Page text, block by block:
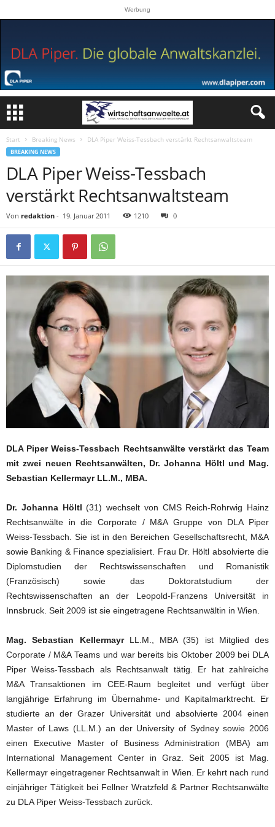
Werbung
Start Breaking News DLA Piper Weiss-Tessbach verstärkt Rechtsanwaltsteam
BREAKING NEWS
DLA Piper Weiss-Tessbach
verstärkt Rechtsanwaltsteam
Von redaktion - 19. Januar 2011 1210 0
DLA Piper Weiss-Tessbach Rechtsanwälte verstärkt das Team
mit zwei neuen Rechtsanwälten, Dr. Johanna Höltl und Mag.
Sebastian Kellermayr LL.M., MBA.
Dr. Johanna Höltl (31) wechselt von CMS Reich-Rohrwig Hainz
Rechtsanwälte in die Corporate / M&A Gruppe von DLA Piper
Weiss-Tessbach. Sie ist in den Bereichen Gesellschaftsrecht, M&A
sowie Banking & Finance spezialisiert. Frau Dr. Höltl absolvierte die
Diplomstudien der Rechtswissenschaften und Romanistik
(Französisch) sowie das Doktoratstudium der
Rechtswissenschaften an der Leopold-Franzens Universität in
Innsbruck. Seit 2009 ist sie eingetragene Rechtsanwältin in Wien.
Mag. Sebastian KellermayrLL.M., MBA (35) ist Mitglied des
Corporate / M&A Teams und war bereits bis Oktober 2009 bei DLA
Piper Weiss-Tessbach als Rechtsanwalt tätig. Er hat zahlreiche
M&A Transaktionen im CEE-Raum begleitet und verfügt über
langjährige Erfahrung im Übernahme- und Kapitalmarktrecht. Er
studierte an der Grazer Universität und absolvierte 2004 einen
Master of Laws (LL.M.) an der University of Sydney sowie 2006
einen Executive Master of Business Administration (MBA) am
International Management Center in Graz. Seit 2005 ist Mag.
Kellermayr eingetragener Rechtsanwalt in Wien. Er kehrt nach rund
einjähriger Tätigkeit bei Fellner Wratzfeld & Partner Rechtsanwälte
zu DLA Piper Weiss-Tessbach zurück.